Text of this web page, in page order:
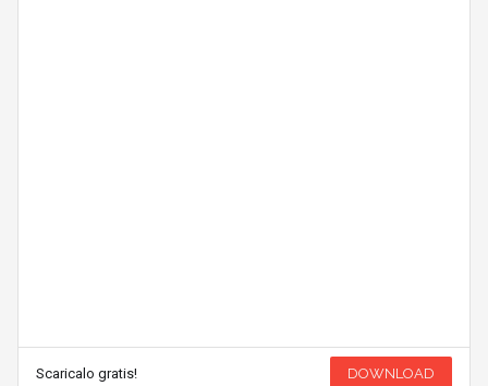
Scaricalo gratis! DOWNLOAD